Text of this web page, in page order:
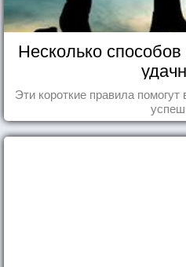
Несколько
Эти короткие правила